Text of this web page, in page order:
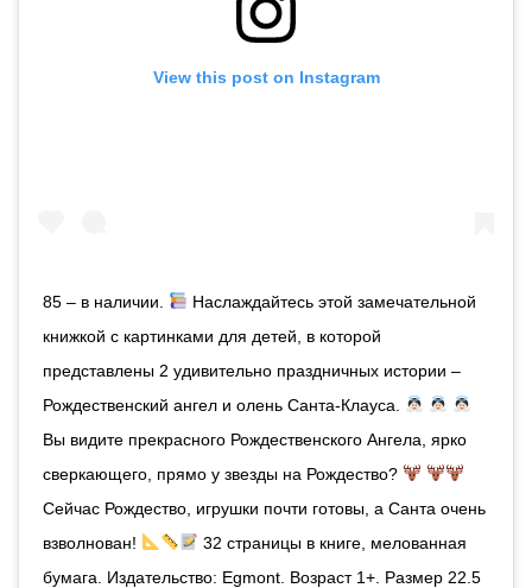
View this post on Instagram
85 – в наличии.
Наслаждайтесь этой замечательной
книжкой с картинками для детей, в которой
представлены 2 удивительно праздничных истории –
Рождественский ангел и олень Санта-Клауса.
Вы видите прекрасного Рождественского Ангела, ярко
сверкающего, прямо у звезды на Рождество?
Сейчас Рождество, игрушки почти готовы, а Санта очень
взволнован!
32 страницы в книге, мелованная
бумага. Издательство: Egmont. Возраст 1+. Размер 22.5